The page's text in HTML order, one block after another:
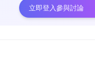
立即登入參與討論